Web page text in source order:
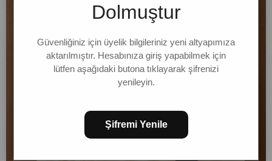
Dolmuştur
Güvenliğiniz için üyelik bilgileriniz yeni altyapımıza
aktarılmıştır. Hesabınıza giriş yapabilmek için
lütfen aşağıdaki butona tıklayarak şifrenizi
yenileyin.
Şifremi Yenile